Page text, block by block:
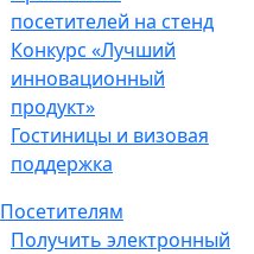
посетителей на стенд
Конкурс «Лучший
инновационный
продукт»
Гостиницы и визовая
поддержка
Посетителям
Получить электронный